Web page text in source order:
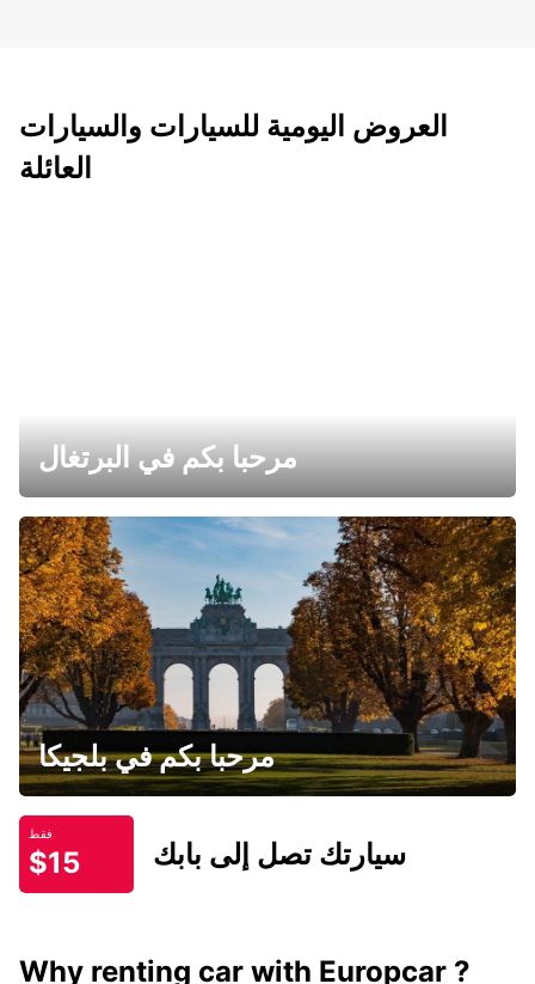
العروض اليومية للسيارات والسيارات
العائلة
مرحبا بكم في البرتغال
مرحبا بكم في بلجيكا
فقط
$15 سيارتك تصل إلى بابك
Why renting car with Europcar ?